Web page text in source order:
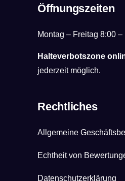
Öffnungszeiten
Montag – Freitag 8:00 –
Halteverbotszone
jederzeit möglich.
Rechtliches
Allgemeine
Echtheit von
Datenschutzerklärung